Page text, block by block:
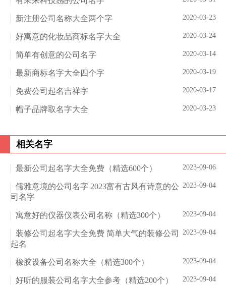
2020-03-23
新注册公司名称大全两个字
2020-03-24
好寓意的化妆品商标名字大全
2020-03-14
简单有创意的公司名字
2020-03-19
最新商标名字大全四个字
2020-03-17
免费公司起名吉祥字
2020-03-23
帽子品牌取名字大全
相关名字
2023-09-06
最新公司起名字大全免费（精选600个）
2023-09-04
儒雅意境的公司名字 2023富有古风有诗意的公
司名字
2023-09-04
寓意好的仪器仪表公司名称（精选300个）
2023-09-04
装修公司起名字大全免费 简单大气的装修公司
起名
2023-09-04
橡胶设备公司名称大全（精选300个）
2023-09-04
好听的服装公司名字大全参考（精选200个）